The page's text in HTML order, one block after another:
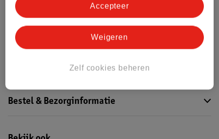
Nature Impact Score
Dit product heeft (nog) geen Nature
Bestel & Bezorginformatie
Zelf cookies beheren
Weigeren
Accepteer